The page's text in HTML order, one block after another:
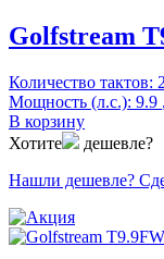
Golfstream
Количество тактов: 2
Мощность (л.с.): 9.9 ,
В корзину
Хотите
дешевле?
Нашли дешевле?